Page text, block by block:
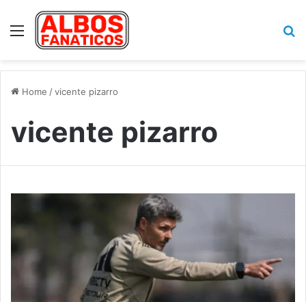
Menu
Home /vicente pizarro
vicente pizarro